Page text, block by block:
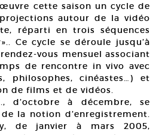
cette saison un cycle de
autour de la vidéo
réparti en trois séquences
Ce cycle se déroule jusqu’à
vous mensuel associant
de rencontre in vivo avec
philosophes, cinéastes…) et
de films et de vidéos.
d’octobre à décembre, se
la notion d’enregistrement.
de janvier à mars 2005,